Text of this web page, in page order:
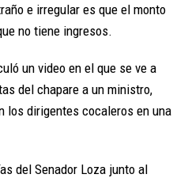
e irregular es que el monto
no tiene ingresos.
un video en el que se ve a
del chapare a un ministro,
los dirigentes cocaleros en una
del Senador Loza junto al